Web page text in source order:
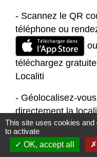
- Scannez le QR
téléphone ou
ou
téléchargez
Localiti
- Géolocalisez-
directement la
- Abonnez-vous à
enregistrant dans
This site uses cookies
to activate
OK, accept all